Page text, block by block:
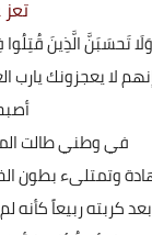
تَحسَبَنَّ الَّذِينَ
لا يعجزونك يارب
في وطني طالت
وتمتلىء بطون
كربته ربيعاً كأنه